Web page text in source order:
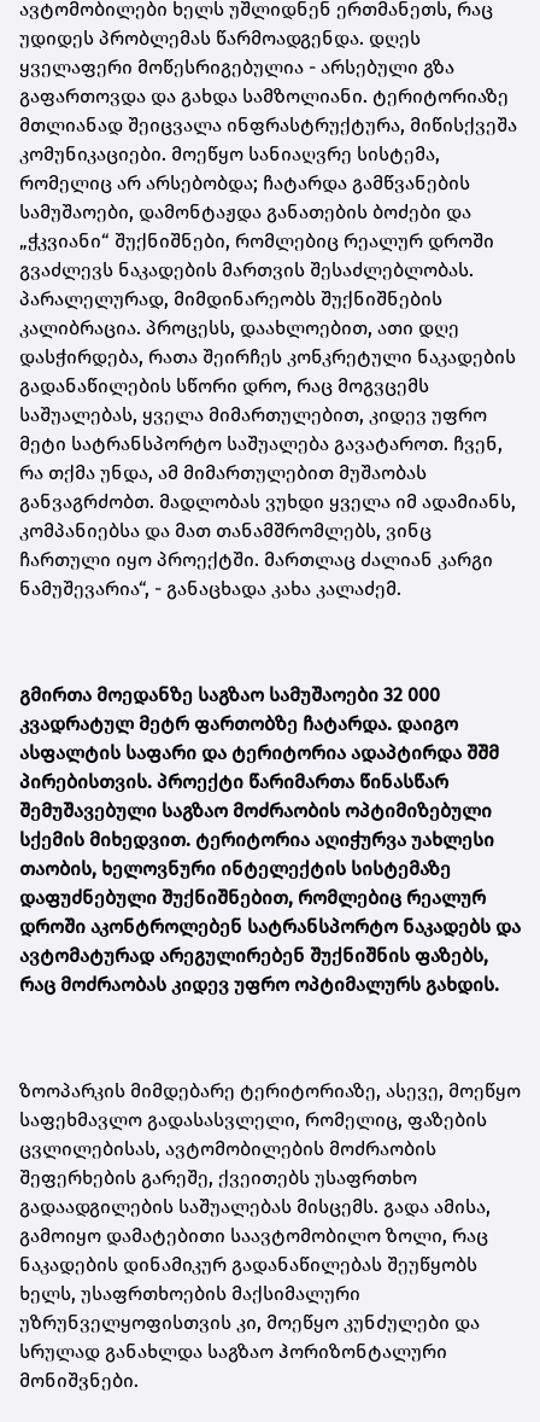
ავტომობილები ხელს უშლიდნენ ერთმანეთს, რაც
უდიდეს პრობლემას წარმოადგენდა. დღეს
ყველაფერი მოწესრიგებულია - არსებული გზა
გაფართოვდა და გახდა სამზოლიანი. ტერიტორიაზე
მთლიანად შეიცვალა ინფრასტრუქტურა, მიწისქვეშა
კომუნიკაციები. მოეწყო სანიაღვრე სისტემა,
რომელიც არ არსებობდა; ჩატარდა გამწვანების
სამუშაოები, დამონტაჟდა განათების ბოძები და
„ჭკვიანი“ შუქნიშნები, რომლებიც რეალურ დროში
გვაძლევს ნაკადების მართვის შესაძლებლობას.
პარალელურად, მიმდინარეობს შუქნიშნების
კალიბრაცია. პროცესს, დაახლოებით, ათი დღე
დასჭირდება, რათა შეირჩეს კონკრეტული ნაკადების
გადანაწილების სწორი დრო, რაც მოგვცემს
საშუალებას, ყველა მიმართულებით, კიდევ უფრო
მეტი სატრანსპორტო საშუალება გავატაროთ. ჩვენ,
რა თქმა უნდა, ამ მიმართულებით მუშაობას
განვაგრძობთ. მადლობას ვუხდი ყველა იმ ადამიანს,
კომპანიებსა და მათ თანამშრომლებს, ვინც
ჩართული იყო პროექტში. მართლაც ძალიან კარგი
ნამუშევარია“, - განაცხადა კახა კალაძემ.
გმირთა მოედანზე საგზაო სამუშაოები 32 000
კვადრატულ მეტრ ფართობზე ჩატარდა. დაიგო
ასფალტის საფარი და ტერიტორია ადაპტირდა შშმ
პირებისთვის. პროექტი წარიმართა წინასწარ
შემუშავებული საგზაო მოძრაობის ოპტიმიზებული
სქემის მიხედვით. ტერიტორია აღიჭურვა უახლესი
თაობის, ხელოვნური ინტელექტის სისტემაზე
დაფუძნებული შუქნიშნებით, რომლებიც რეალურ
დროში აკონტროლებენ სატრანსპორტო ნაკადებს და
ავტომატურად არეგულირებენ შუქნიშნის ფაზებს,
რაც მოძრაობას კიდევ უფრო ოპტიმალურს გახდის.
ზოოპარკის მიმდებარე ტერიტორიაზე, ასევე, მოეწყო
საფეხმავლო გადასასვლელი, რომელიც, ფაზების
ცვლილებისას, ავტომობილების მოძრაობის
შეფერხების გარეშე, ქვეითებს უსაფრთხო
გადაადგილების საშუალებას მისცემს. გადა ამისა,
გამოიყო დამატებითი საავტომობილო ზოლი, რაც
ნაკადების დინამიკურ გადანაწილებას შეუწყობს
ხელს, უსაფრთხოების მაქსიმალური
უზრუნველყოფისთვის კი, მოეწყო კუნძულები და
სრულად განახლდა საგზაო ჰორიზონტალური
მონიშვნები.